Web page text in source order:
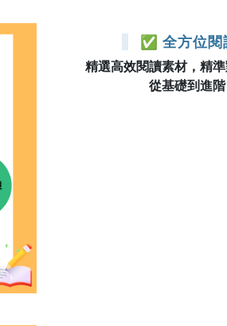
✅ 全方位閱
精選高效閱讀素材，精
從基礎到進階